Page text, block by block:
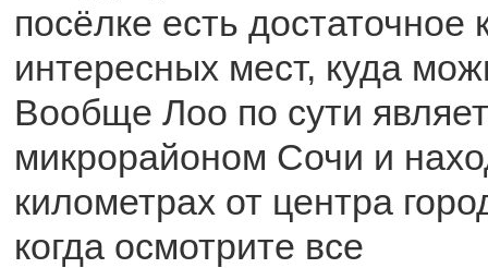
посёлке есть достаточное
интересных мест, куда
Вообще Лоо по сути
микрорайоном Сочи и
километрах от центра
когда осмотрите все